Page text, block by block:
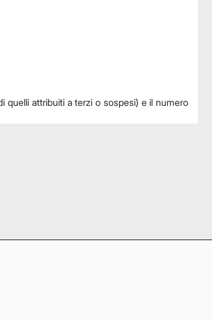
quelli attribuiti a terzi o sospesi) e il numero